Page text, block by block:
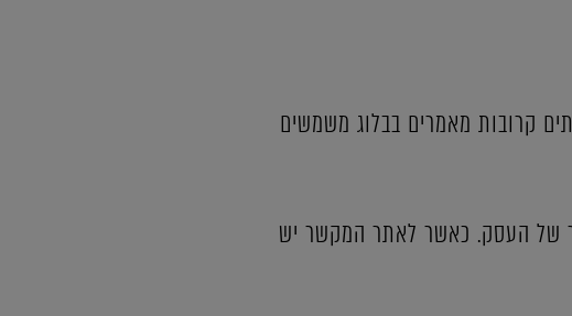
קרובות מאמרים בבלוג משמשים
של העסק. כאשר לאתר המקשר יש